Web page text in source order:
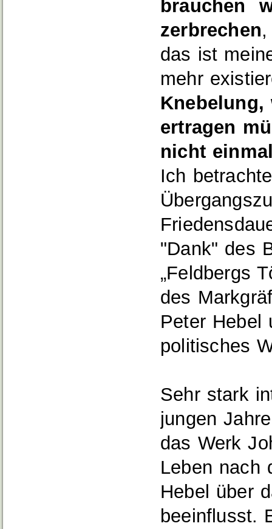
brauchen
zerbrechen
das ist
mehr
ertragen
nicht
Ich
"Dank" des
„Feldbergs
des
Peter Hebel
politisches
Sehr stark
jungen
das Werk
Leben nach
Hebel über
beeinflusst.